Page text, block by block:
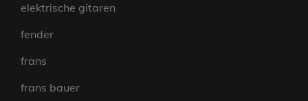
elektrische gitaren
fender
frans
frans bauer